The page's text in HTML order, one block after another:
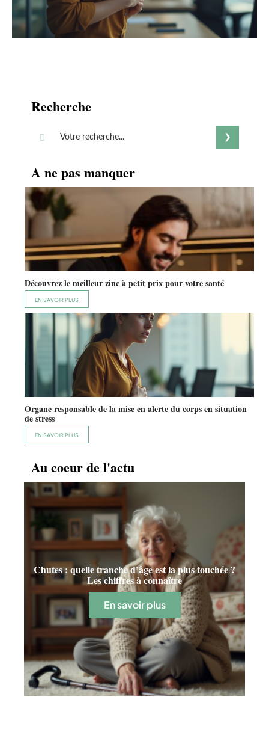
Recherche
A ne pas manquer
Découvrez le meilleur zinc à petit prix pour votre santé
EN SAVOIR PLUS
Organe responsable de la mise en alerte du corps en situation
de stress
EN SAVOIR PLUS
Au coeur de l'actu
Chutes : quelle tranche d’âge est la plus touchée ?
Les chiffres à connaître
En savoir plus